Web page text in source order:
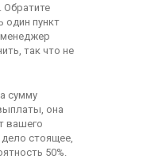
один пункт
менеджер
так что не
сумму
она
вашего
стоящее,
50%.